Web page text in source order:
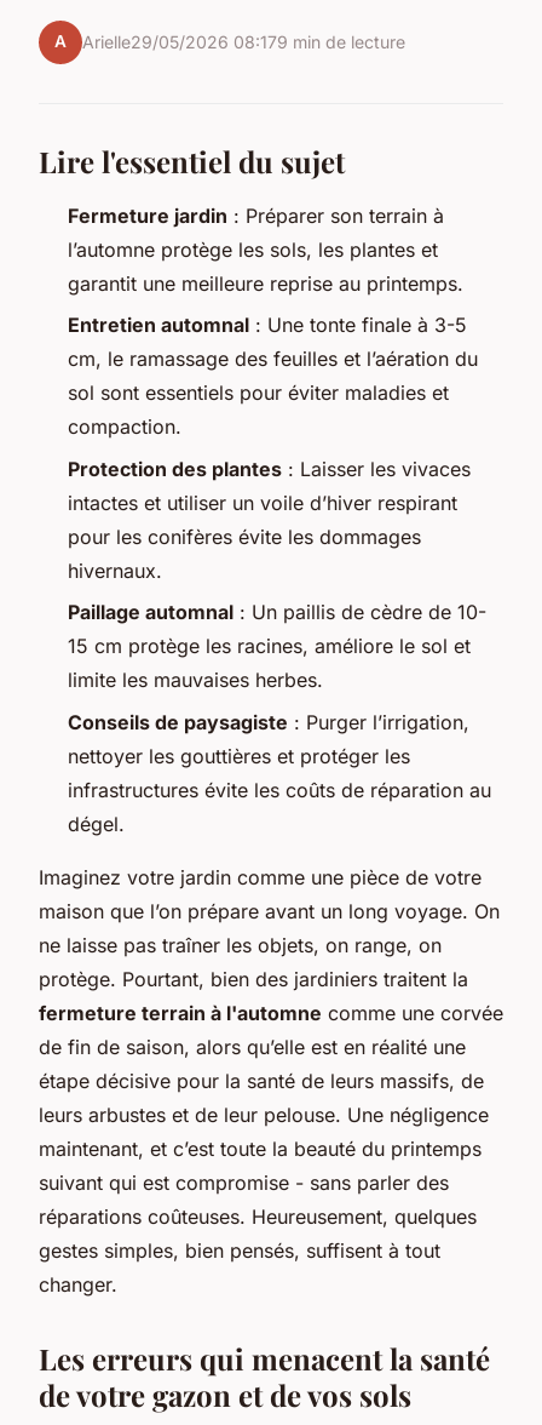
A Arielle29/05/2026 08:179 min de lecture
Lire l'essentiel du sujet
Fermeture jardin : Préparer son terrain à
l’automne protège les sols, les plantes et
garantit une meilleure reprise au printemps.
Entretien automnal : Une tonte finale à 3-5
cm, le ramassage des feuilles et l’aération du
sol sont essentiels pour éviter maladies et
compaction.
Protection des plantes : Laisser les vivaces
intactes et utiliser un voile d’hiver respirant
pour les conifères évite les dommages
hivernaux.
Paillage automnal : Un paillis de cèdre de 10-
15 cm protège les racines, améliore le sol et
limite les mauvaises herbes.
Conseils de paysagiste : Purger l’irrigation,
nettoyer les gouttières et protéger les
infrastructures évite les coûts de réparation au
dégel.
Imaginez votre jardin comme une pièce de votre
maison que l’on prépare avant un long voyage. On
ne laisse pas traîner les objets, on range, on
protège. Pourtant, bien des jardiniers traitent la
fermeture terrain à l'automne comme une corvée
de fin de saison, alors qu’elle est en réalité une
étape décisive pour la santé de leurs massifs, de
leurs arbustes et de leur pelouse. Une négligence
maintenant, et c’est toute la beauté du printemps
suivant qui est compromise - sans parler des
réparations coûteuses. Heureusement, quelques
gestes simples, bien pensés, suffisent à tout
changer.
Les erreurs qui menacent la santé
de votre gazon et de vos sols